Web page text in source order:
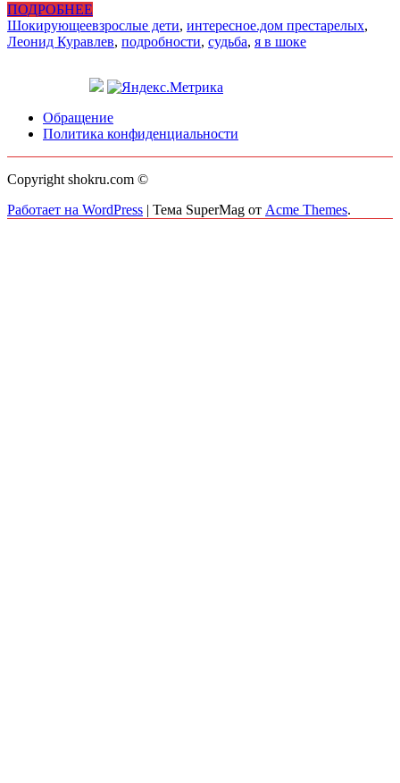
ПОДРОБНЕЕ
Шокирующеевзрослые дети, интересное.дом престарелых,
Леонид Куравлев, подробности, судьба, я в шоке
Обращение
Политика конфиденциальности
Copyright shokru.com ©
Работает на WordPress | Тема SuperMag от Acme Themes.